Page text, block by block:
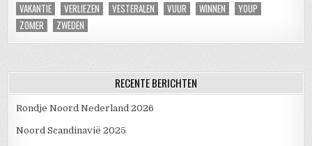
VAKANTIE
VERLIEZEN VESTERALEN VUUR WINNEN
YOUP
ZOMER
ZWEDEN
RECENTE BERICHTEN
Rondje Noord Nederland 2026
Noord Scandinavië 2025